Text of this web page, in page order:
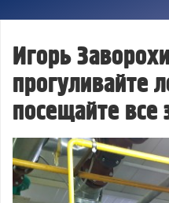
Игорь
прогуливайте
посещайте все